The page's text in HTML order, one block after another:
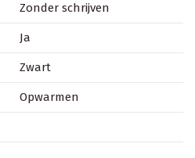
Zonder schrijven
Ja
Zwart
Opwarmen